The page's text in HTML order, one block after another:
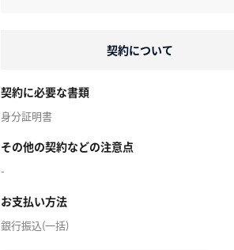
契約について
契約に必要な書類
身分証明書
その他の契約などの注意点
-
お支払い方法
銀行振込(一括)